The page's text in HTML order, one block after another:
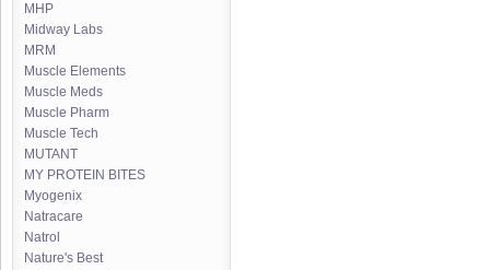
MHP
Midway Labs
MRM
Muscle Elements
Muscle Meds
Muscle Pharm
Muscle Tech
MUTANT
MY PROTEIN BITES
Myogenix
Natracare
Natrol
Nature's Best